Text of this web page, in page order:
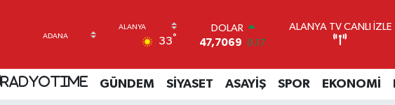
33°
DOLAR
47,7069 0.17
55,0265 0.01
STERLİN
ALANYA TV CANLI İZLE
RADYOTIME GÜNDEM SİYASET ASAYİŞ SPOR EKONOMİ